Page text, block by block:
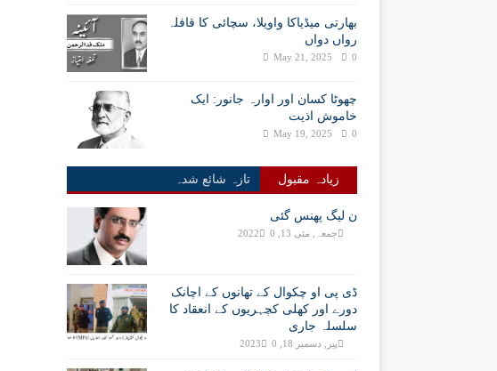
بھارتی میڈیاکا واویلا، سچائی کا قافلہ
رواں دواں
May 21, 2025 0
چھوٹا کسان اور اوارہ جانور: ایک
خاموش اذیت
May 19, 2025 0
زیادہ مقبول تازہ شائع شدہ
ن لیگ پھنس گئی
جمعہ, مئی 13, 2022 0
ڈی پی او چکوال کے تھانوں کے اچانک
دورے اور کھلی کچہریوں کے انعقاد کا
سلسلہ جاری
پیر, دسمبر 18, 2023 0